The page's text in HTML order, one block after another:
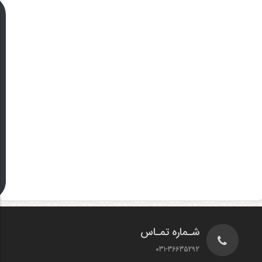
شـماره تمـاس
031-36635292